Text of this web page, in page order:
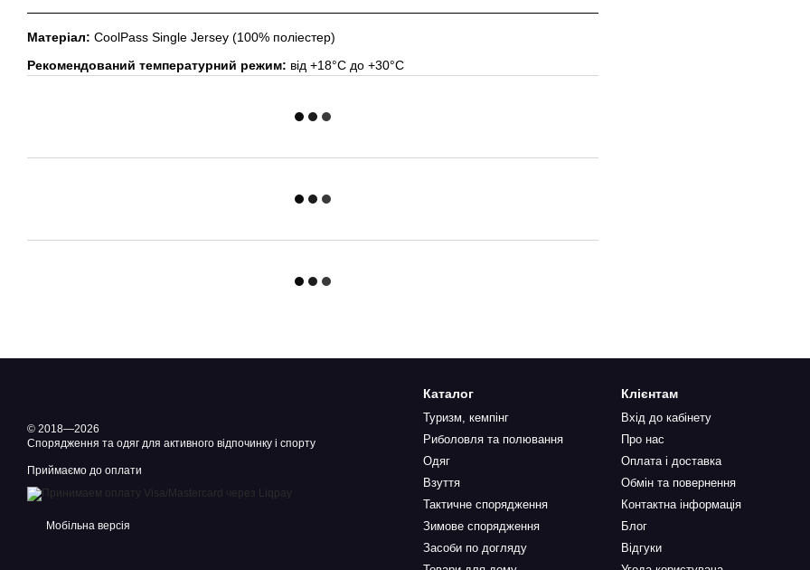
Матеріал: CoolPass Single Jersey (100% поліестер)
Рекомендований температурний режим: від +18°C до +30°C
© 2018—2026
Спорядження та одяг для активного відпочинку і спорту
Приймаємо до оплати
Мобільна версія
Каталог
Туризм, кемпінг
Риболовля та полювання
Одяг
Взуття
Тактичне спорядження
Зимове спорядження
Засоби по догляду
Клієнтам
Вхід до кабінету
Про нас
Оплата і доставка
Обмін та повернення
Контактна інформація
Блог
Відгуки